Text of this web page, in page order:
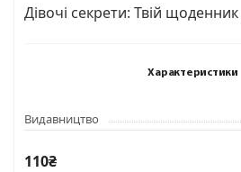
Дівочі секрети: Твій
Характеристики
Видавництво
110₴